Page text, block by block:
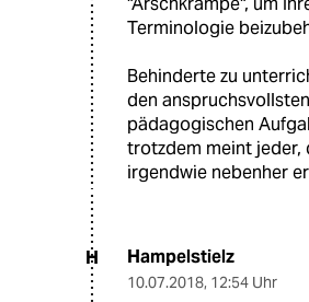
Terminologie
Behinderte zu
den anspruchsvollsten
pädagogischen
trotzdem meint jeder,
irgendwie nebenher
H Hampelstielz
10.07.2018, 12:54 Uhr